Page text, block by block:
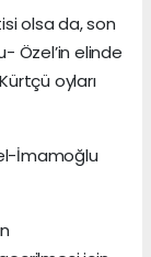
olsa da, son
Özel’in elinde
oyları
İmamoğlu